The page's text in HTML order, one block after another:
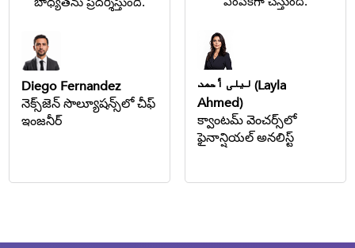
Diego Fernandez
నెక్స్‌జెన్ సొల్యూషన్స్‌లో చీఫ్
ఇంజనీర్
ليلى أحمد (Layla
Ahmed)
క్వాంటమ్ వెంచర్స్‌లో
ఫైనాన్షియల్ అనలిస్ట్